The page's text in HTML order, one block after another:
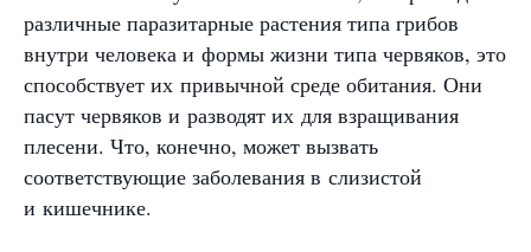
различные паразитарные растения типа грибов
внутри человека и формы жизни типа червяков, это
способствует их привычной среде обитания. Они
пасут червяков и разводят их для взращивания
плесени. Что, конечно, может вызвать
соответствующие заболевания в слизистой
и кишечнике.